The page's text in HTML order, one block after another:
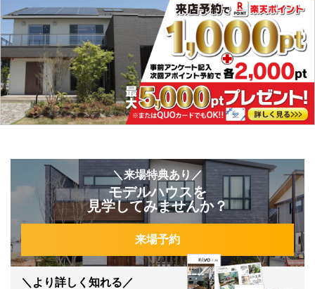
＼来場特典あり／
モデルハウスを
見学してみませんか？
来場予約
＼より詳しく知れる／